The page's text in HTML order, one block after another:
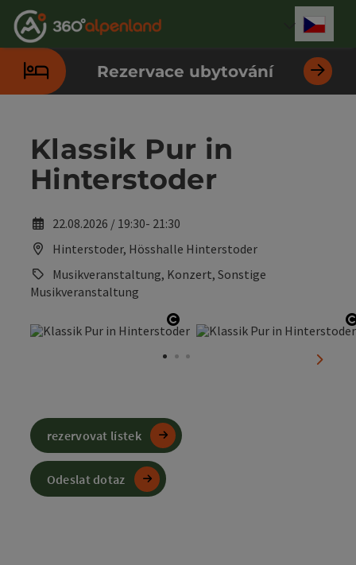
Obsah
Navigace
Začátek stránky
Kontakt
Hledám
Impressum
Pokyny k používání webové stránky
Úvodní strana
Volba
Rezervace ubytování
Klassik Pur in
Hinterstoder
22.08.2026 / 19:30- 21:30
Hinterstoder, Hösshalle Hinterstoder
Musikveranstaltung, Konzert, Sonstige
Musikveranstaltung
otevřít copyright
rezervovat lístek
Odeslat dotaz